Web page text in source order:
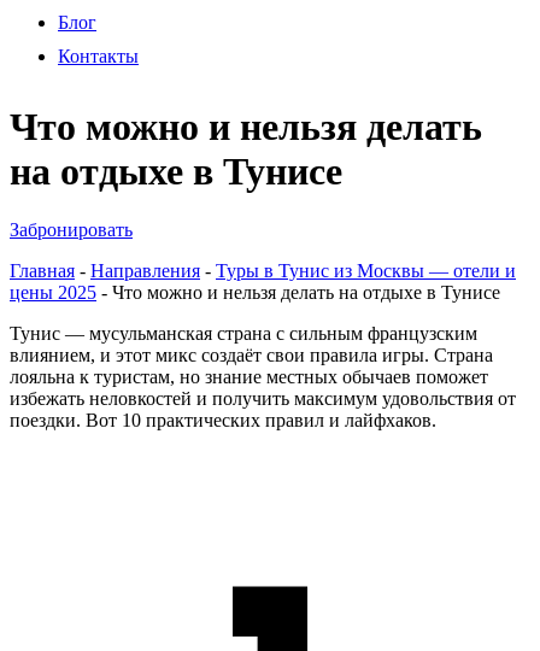
Блог
Контакты
Что можно и нельзя делать
на отдыхе в Тунисе
Забронировать
Главная - Направления - Туры в Тунис из Москвы — отели и
цены 2025 - Что можно и нельзя делать на отдыхе в Тунисе
Тунис — мусульманская страна с сильным французским
влиянием, и этот микс создаёт свои правила игры. Страна
лояльна к туристам, но знание местных обычаев поможет
избежать неловкостей и получить максимум удовольствия от
поездки. Вот 10 практических правил и лайфхаков.